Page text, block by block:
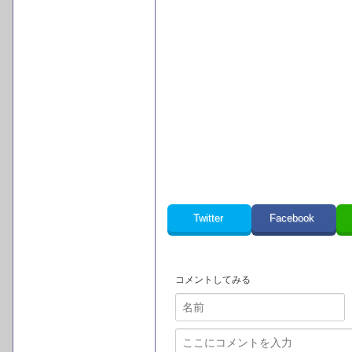
Twitter Facebook
コメントしてみる